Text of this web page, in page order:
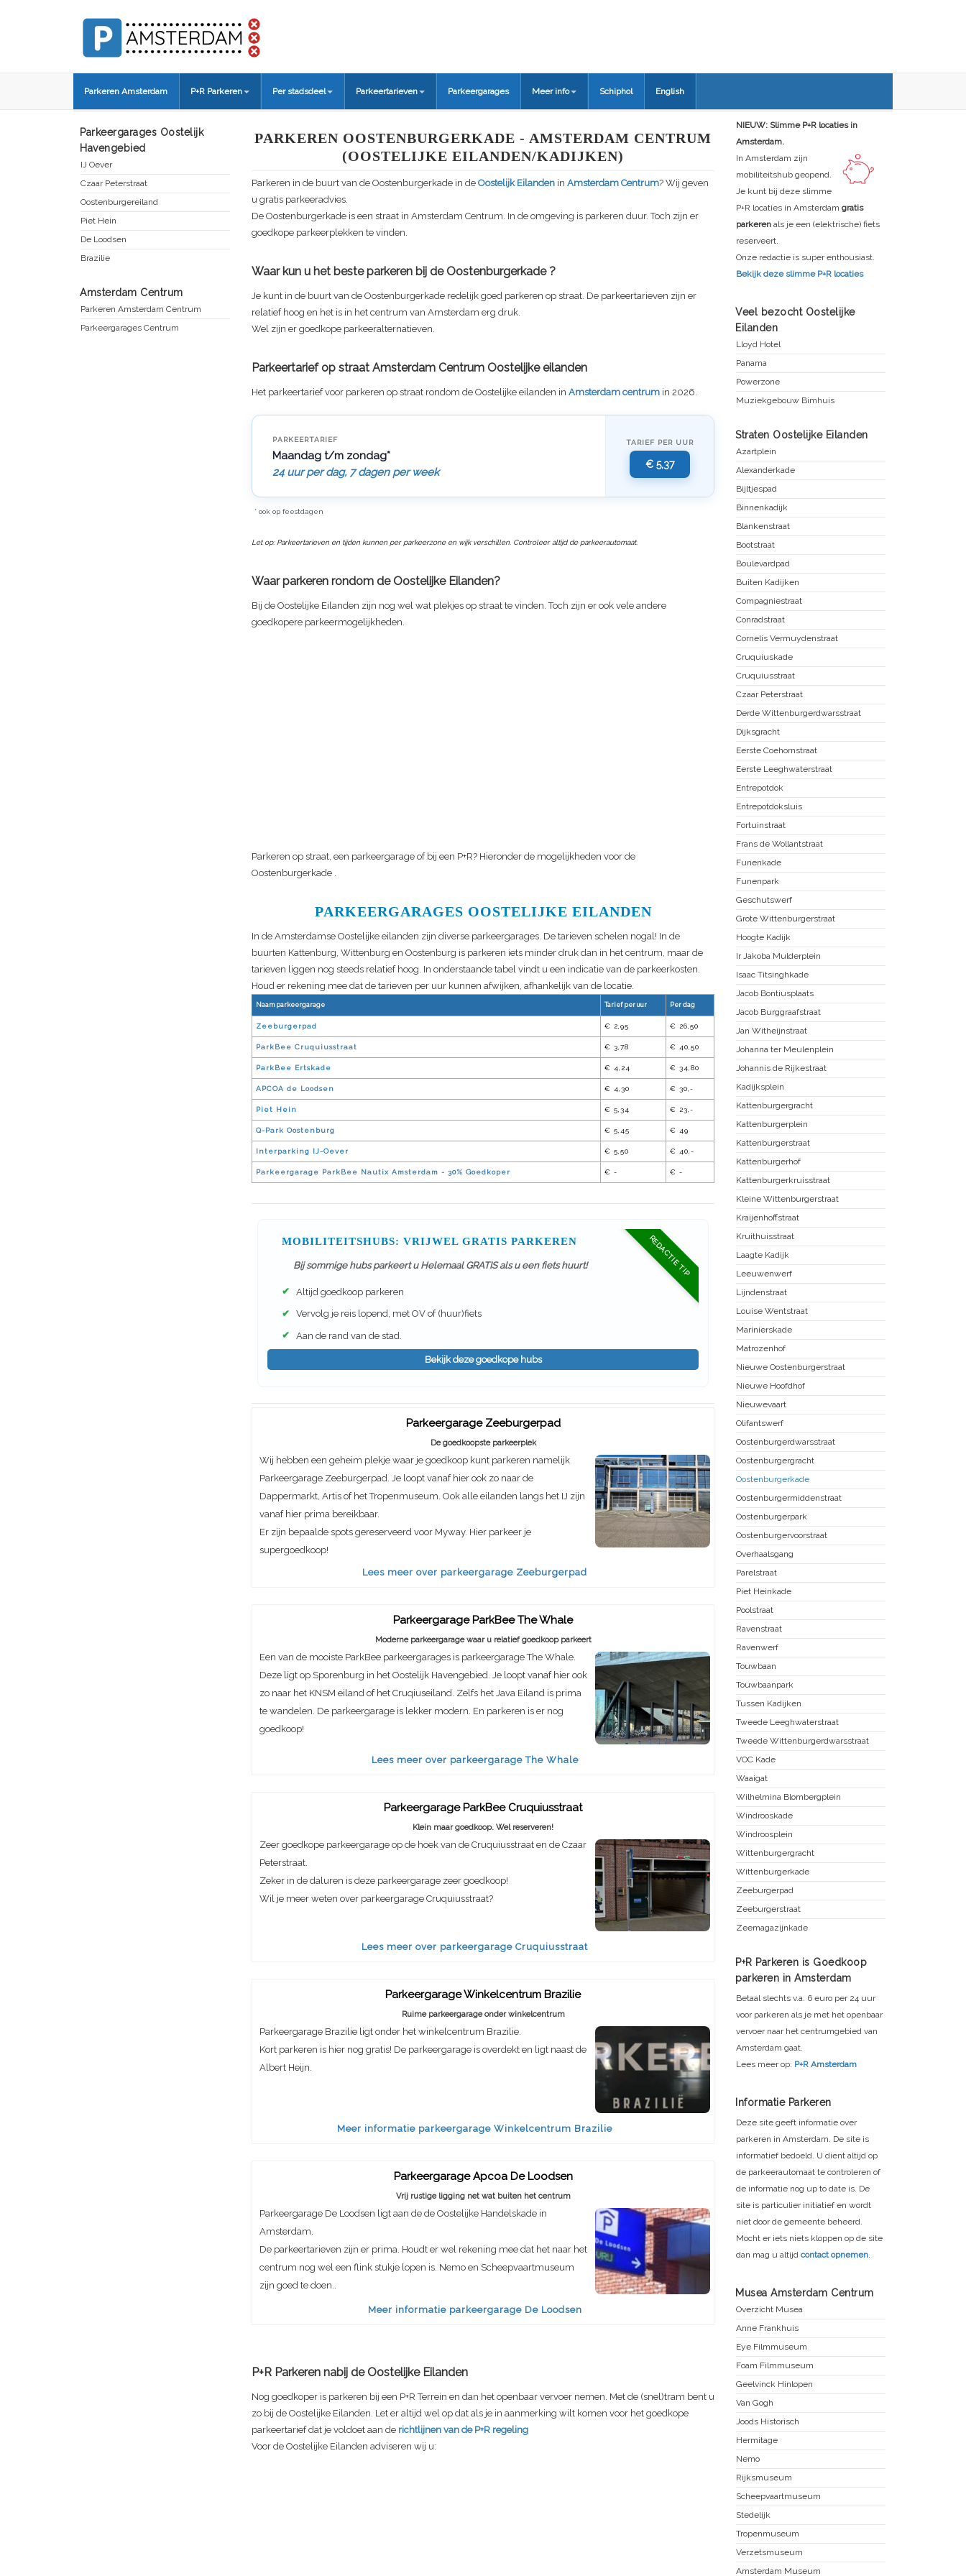
Parkeren Amsterdam P+R Parkeren Per stadsdeel Parkeertarieven Parkeergarages Meer info Schiphol English
PARKEREN OOSTENBURGERKADE - AMSTERDAM CENTRUM
(OOSTELIJKE EILANDEN/KADIJKEN)
Parkeren in de buurt van de Oostenburgerkade in de Oostelijk Eilanden in Amsterdam Centrum? Wij geven
u gratis parkeeradvies.
De Oostenburgerkade is een straat in Amsterdam Centrum. In de omgeving is parkeren duur. Toch zijn er
goedkope parkeerplekken te vinden.
Waar kun u het beste parkeren bij deOostenburgerkade?
Je kunt in de buurt van de Oostenburgerkade redelijk goed parkeren op straat. De parkeertarieven zijn er
relatief hoog en het is in het centrum van Amsterdam erg druk.
Wel zijn er goedkope parkeeralternatieven.
Parkeertarief op straat Amsterdam Centrum Oostelijke eilanden
Het parkeertarief voor parkeren op straat rondom de Oostelijke eilanden in Amsterdam centrum in 2026.
PARKEERTARIEF
Maandag t/m zondag*
24 uur per dag, 7 dagen per week
TARIEF PER UUR
€ 5,37
* ook op feestdagen
Let op: Parkeertarieven en tijden kunnen per parkeerzone en wijk verschillen. Controleer altijd de parkeerautomaat.
Waar parkeren rondom de Oostelijke Eilanden?
Bij de Oostelijke Eilanden zijn nog wel wat plekjes op straat te vinden. Toch zijn er ook vele andere
goedkopere parkeermogelijkheden.
Parkeren op straat, een parkeergarage of bij een P+R? Hieronder de mogelijkheden voor de
Oostenburgerkade
PARKEERGARAGES OOSTELIJKE EILANDEN
In de Amsterdamse Oostelijke eilanden zijn diverse parkeergarages. De tarieven schelen nogal! In de
buurten Kattenburg, Wittenburg en Oostenburg is parkeren iets minder druk dan in het centrum, maar de
tarieven liggen nog steeds relatief hoog. In onderstaande tabel vindt u een indicatie van de parkeerkosten.
Houd er rekening mee dat de tarieven per uur kunnen afwijken, afhankelijk van de locatie.
Naam parkeergarage Tarief per uur Per dag
Zeeburgerpad € 2,95 € 26,50
ParkBee Cruquiusstraat € 3,78 € 40,50
ParkBee Ertskade € 4,24 € 34,80
APCOA de Loodsen € 4,30 € 30,-
Piet Hein € 5,34 € 23,-
Q-Park Oostenburg € 5,45 € 49
Interparking IJ-Oever € 5,50 € 40,-
Parkeergarage ParkBee Nautix Amsterdam - 30% Goedkoper € - € -
REDACTIE TIP
MOBILITEITSHUBS: VRIJWEL GRATIS PARKEREN
Bij sommige hubs parkeert u Helemaal GRATIS als u een fiets huurt!
✔ Altijd goedkoop parkeren
✔ Vervolg je reis lopend, met OV of (huur)fiets
✔ Aan de rand van de stad.
Bekijk deze goedkope hubs
Parkeergarage Zeeburgerpad
De goedkoopste parkeerplek
Wij hebben een geheim plekje waar je goedkoop kunt parkeren namelijk
Parkeergarage Zeeburgerpad. Je loopt vanaf hier ook zo naar de
Dappermarkt, Artis of het Tropenmuseum. Ook alle eilanden langs het IJ zijn
vanaf hier prima bereikbaar.
Er zijn bepaalde spots gereserveerd voor Myway. Hier parkeer je
supergoedkoop!
Lees meer over parkeergarage Zeeburgerpad
Parkeergarage ParkBee The Whale
Moderne parkeergarage waar u relatief goedkoop parkeert
Een van de mooiste ParkBee parkeergarages is parkeergarage The Whale.
Deze ligt op Sporenburg in het Oostelijk Havengebied. Je loopt vanaf hier ook
zo naar het KNSM eiland of het Cruqiuseiland. Zelfs het Java Eiland is prima
te wandelen. De parkeergarage is lekker modern. En parkeren is er nog
goedkoop!
Lees meer over parkeergarage The Whale
Parkeergarage ParkBee Cruquiusstraat
Klein maar goedkoop. Wel reserveren!
Zeer goedkope parkeergarage op de hoek van de Cruquiusstraat en de Czaar
Peterstraat.
Zeker in de daluren is deze parkeergarage zeer goedkoop!
Wil je meer weten over parkeergarage Cruquiusstraat?
Lees meer over parkeergarage Cruquiusstraat
Parkeergarage Winkelcentrum Brazilie
Ruime parkeergarage onder winkelcentrum
Parkeergarage Brazilie ligt onder het winkelcentrum Brazilie.
Kort parkeren is hier nog gratis! De parkeergarage is overdekt en ligt naast de
Albert Heijn.
Meer informatie parkeergarage Winkelcentrum Brazilie
Parkeergarage Apcoa De Loodsen
Vrij rustige ligging net wat buiten het centrum
Parkeergarage De Loodsen ligt aan de de Oostelijke Handelskade in
Amsterdam.
De parkeertarieven zijn er prima. Houdt er wel rekening mee dat het naar het
centrum nog wel een flink stukje lopen is. Nemo en Scheepvaartmuseum
zijn goed te doen..
Meer informatie parkeergarage De Loodsen
P+R Parkeren nabij de Oostelijke Eilanden
Nog goedkoper is parkeren bij een P+R Terrein en dan het openbaar vervoer nemen. Met de (snel)tram bent u
zo bij de Oostelijke Eilanden. Let er altijd wel op dat als je in aanmerking wilt komen voor het goedkope
parkeertarief dat je voldoet aan de richtlijnen van de P+R regeling
Voor de Oostelijke Eilanden adviseren wij u:
Parkeergarages Oostelijk
Havengebied
IJ Oever
Czaar Peterstraat
Oostenburgereiland
Piet Hein
De Loodsen
Brazilie
Amsterdam Centrum
Parkeren Amsterdam Centrum
Parkeergarages Centrum
NIEUW: Slimme P+R locaties in
Amsterdam.
In Amsterdam zijn
mobiliteitshub geopend.
Je kunt bij deze slimme
P+R locaties in Amsterdam gratis
parkeren als je een (elektrische) fiets
reserveert.
Onze redactie is super enthousiast.
Bekijk deze slimme P+R locaties
Veel bezocht Oostelijke
Eilanden
Lloyd Hotel
Panama
Powerzone
Muziekgebouw Bimhuis
Straten Oostelijke Eilanden
Azartplein
Alexanderkade
Bijltjespad
Binnenkadijk
Blankenstraat
Bootstraat
Boulevardpad
Buiten Kadijken
Compagniestraat
Conradstraat
Cornelis Vermuydenstraat
Cruquiuskade
Cruquiusstraat
Czaar Peterstraat
Derde Wittenburgerdwarsstraat
Dijksgracht
Eerste Coehornstraat
Eerste Leeghwaterstraat
Entrepotdok
Entrepotdoksluis
Fortuinstraat
Frans de Wollantstraat
Funenkade
Funenpark
Geschutswerf
Grote Wittenburgerstraat
Hoogte Kadijk
Ir Jakoba Mulderplein
Isaac Titsinghkade
Jacob Bontiusplaats
Jacob Burggraafstraat
Jan Witheijnstraat
Johanna ter Meulenplein
Johannis de Rijkestraat
Kadijksplein
Kattenburgergracht
Kattenburgerplein
Kattenburgerstraat
Kattenburgerhof
Kattenburgerkruisstraat
Kleine Wittenburgerstraat
Kraijenhoffstraat
Kruithuisstraat
Laagte Kadijk
Leeuwenwerf
Lijndenstraat
Louise Wentstraat
Marinierskade
Matrozenhof
Nieuwe Oostenburgerstraat
Nieuwe Hoofdhof
Nieuwevaart
Olifantswerf
Oostenburgerdwarsstraat
Oostenburgergracht
Oostenburgerkade
Oostenburgermiddenstraat
Oostenburgerpark
Oostenburgervoorstraat
Overhaalsgang
Parelstraat
Piet Heinkade
Poolstraat
Ravenstraat
Ravenwerf
Touwbaan
Touwbaanpark
Tussen Kadijken
Tweede Leeghwaterstraat
Tweede Wittenburgerdwarsstraat
VOC Kade
Waaigat
Wilhelmina Blombergplein
Windrooskade
Windroosplein
Wittenburgergracht
Wittenburgerkade
Zeeburgerpad
Zeeburgerstraat
Zeemagazijnkade
P+R Parkeren is Goedkoop
parkeren in Amsterdam
Betaal slechts v.a. 6 euro per 24 uur
voor parkeren als je met het openbaar
vervoer naar het centrumgebied van
Amsterdam gaat.
Lees meer op: P+R Amsterdam
Informatie Parkeren
Deze site geeft informatie over
parkeren in Amsterdam. De site is
informatief bedoeld. U dient altijd op
de parkeerautomaat te controleren of
de informatie nog up to date is. De
site is particulier initiatief en wordt
niet door de gemeente beheerd.
Mocht er iets niets kloppen op de site
dan mag u altijd contact opnemen.
Musea Amsterdam Centrum
Overzicht Musea
Anne Frankhuis
Eye Filmmuseum
Foam Filmmuseum
Geelvinck Hinlopen
Van Gogh
Joods Historisch
Hermitage
Nemo
Rijksmuseum
Scheepvaartmuseum
Stedelijk
Tropenmuseum
Verzetsmuseum
Amsterdam Museum